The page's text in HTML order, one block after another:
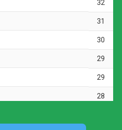
aumentou a pressão.
Hulk aproveitou uma bola
Luciano Juba e cabeceou em
apareceu em cima da linha
saísse na frente.
manteve o controle
Ronaldo, no